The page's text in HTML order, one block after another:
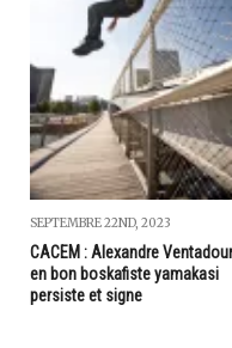
SEPTEMBRE 22ND, 2023
CACEM : Alexandre Ventadour
en bon boskafiste yamakasi
persiste et signe